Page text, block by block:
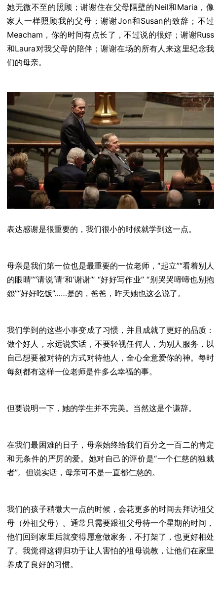
她无微不至的照顾；谢谢住在父母隔壁的Neil和Maria，像
家人一样照顾我的父母；谢谢Jon和Susan的致辞；不过
Meacham，你的时间有点长了，不过说的很好；谢谢Russ
和Laura对我父母的陪伴；谢谢在场的所有人来这里纪念我
们的母亲。
表达感谢是很重要的，我们很小的时候就学到这一点。
母亲是我们第一位也是最重要的一位老师，“起立”“看着别人
的眼睛”“请说‘请’和‘谢谢’” “好好写作业” “别哭哭啼啼也别抱
怨”“好好吃饭”……是的，爸爸，昨天她也这么说了。
我们学到的这些小事变成了习惯，并且成就了更好的品质：
做个好人，永远说实话，不要轻视任何人，为别人服务，以
自己想要被对待的方式对待他人，全心全意爱你的神。每时
每刻都有这样一位老师是件多么幸福的事。
但要说明一下，她的学生并不完美。当然这是个谦辞。
在我们最困难的日子，母亲始终给我们百分之一百二的肯定
和无条件的严厉的爱。她对自己的评价是“一个仁慈的独裁
者”。但说实话，母亲可不是一直都仁慈的。
我们的孩子稍微大一点的时候，会花更多的时间去拜访祖父
母（外祖父母）。通常只需要跟祖父母待一个星期的时间，
他们回到家里后就变得愿意做家务，不打架了，也更好相处
了。我觉得这得归功于让人害怕的祖母说教，让他们在家里
养成了良好的习惯。